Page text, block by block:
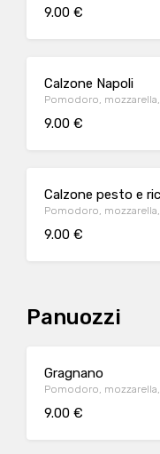
9.00 €
Calzone Napoli
Pomodoro,
9.00 €
Calzone pesto e
Pomodoro,
9.00 €
Panuozzi
Gragnano
Pomodoro,
9.00 €